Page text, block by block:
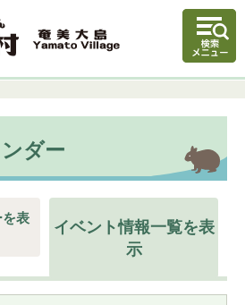
ダー
表
イベント情報一覧を表
示